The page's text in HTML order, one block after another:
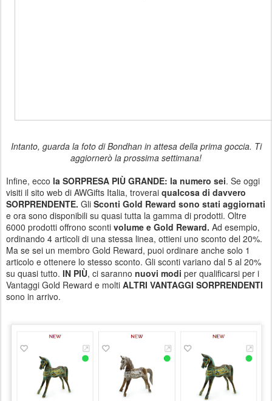
Intanto, guarda la foto di Bondhan in attesa della prima goccia. Ti
aggiornerò la prossima settimana!
Infine, ecco la SORPRESA PIÙ GRANDE: la numero sei. Se oggi
visiti il sito web di AWGifts Italia, troverai qualcosa di davvero
SORPRENDENTE. Gli Sconti Gold Reward sono stati aggiornati
e ora sono disponibili su quasi tutta la gamma di prodotti. Oltre
6000 prodotti offrono sconti volume e Gold Reward. Ad esempio,
ordinando 4 articoli di una stessa linea, ottieni uno sconto del 20%.
Ma se sei un membro Gold Reward, puoi ordinare anche solo 1
articolo e ottenere lo stesso sconto. Gli sconti variano dal 5 al 20%
su quasi tutto. IN PIÙ, ci saranno nuovi modi per qualificarsi per i
Vantaggi Gold Reward e molti ALTRI VANTAGGI SORPRENDENTI
sono in arrivo.